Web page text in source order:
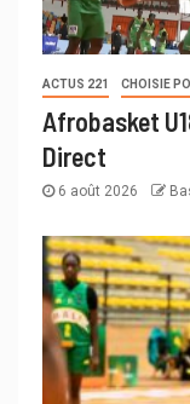
ACTUS 221 CHOISIE
Afrobasket
Direct
6 août 2026